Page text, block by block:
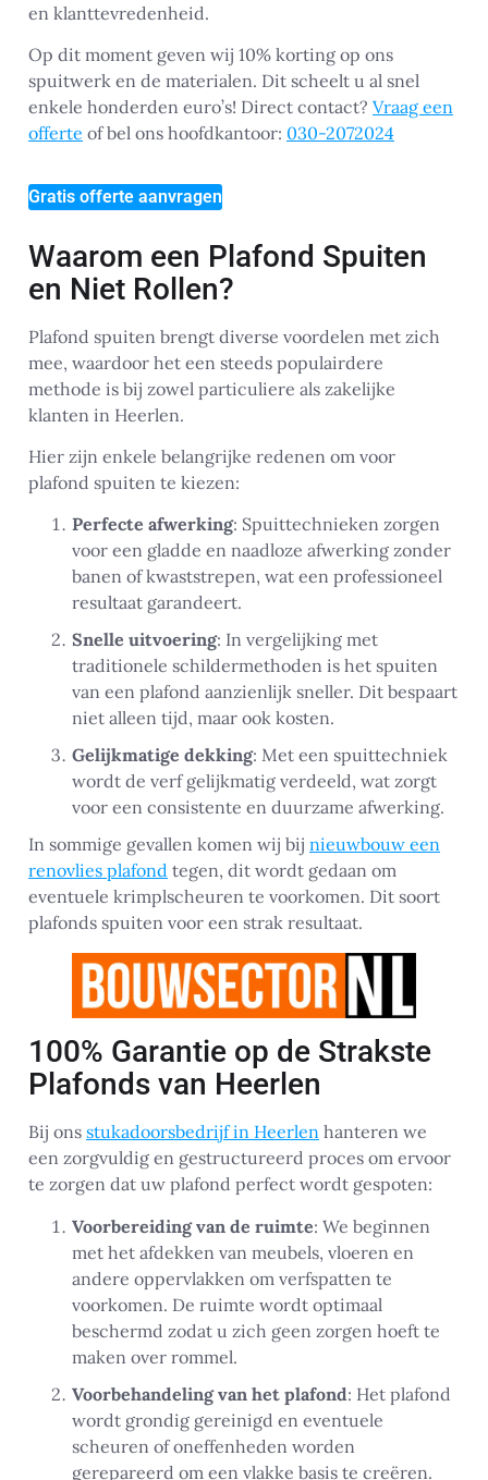
en klanttevredenheid.
Op dit moment geven wij 10% korting op ons
spuitwerk en de materialen. Dit scheelt u al snel
enkele honderden euro’s! Direct contact? Vraag een
offerte of bel ons hoofdkantoor: 030-2072024
Gratis offerte aanvragen
Waarom een Plafond Spuiten
en Niet Rollen?
Plafond spuiten brengt diverse voordelen met zich
mee, waardoor het een steeds populairdere
methode is bij zowel particuliere als zakelijke
klanten in Heerlen.
Hier zijn enkele belangrijke redenen om voor
plafond spuiten te kiezen:
Perfecte afwerking: Spuittechnieken zorgen
voor een gladde en naadloze afwerking zonder
banen of kwaststrepen, wat een professioneel
resultaat garandeert.
Snelle uitvoering: In vergelijking met
traditionele schildermethoden is het spuiten
van een plafond aanzienlijk sneller. Dit bespaart
niet alleen tijd, maar ook kosten.
Gelijkmatige dekking: Met een spuittechniek
wordt de verf gelijkmatig verdeeld, wat zorgt
voor een consistente en duurzame afwerking.
In sommige gevallen komen wij bij nieuwbouw een
renovlies plafond tegen, dit wordt gedaan om
eventuele krimplscheuren te voorkomen. Dit soort
plafonds spuiten voor een strak resultaat.
100% Garantie op de Strakste
Plafonds van Heerlen
Bij ons stukadoorsbedrijf in Heerlen hanteren we
een zorgvuldig en gestructureerd proces om ervoor
te zorgen dat uw plafond perfect wordt gespoten:
Voorbereiding van de ruimte: We beginnen
met het afdekken van meubels, vloeren en
andere oppervlakken om verfspatten te
voorkomen. De ruimte wordt optimaal
beschermd zodat u zich geen zorgen hoeft te
maken over rommel.
Voorbehandeling van het plafond: Het plafond
wordt grondig gereinigd en eventuele
scheuren of oneffenheden worden
gerepareerd om een vlakke basis te creëren.